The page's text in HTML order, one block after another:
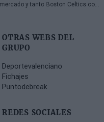
y tanto Boston Celtics como
OTRAS WEBS DEL
GRUPO
Deportevalenciano
Fichajes
Puntodebreak
REDES SOCIALES